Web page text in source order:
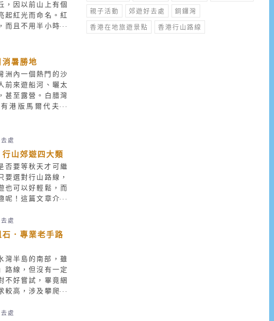
，因以前山上有個
起紅光而命名。紅
而且不用半小時就
閒行山之選。
消暑勝地
洲內一個熱門的沙
前來遊船河、曬太
甚至露營。白腊灣
港版馬爾代夫之
處
山郊遊四大類
否要等秋天才可繼
要選對行山路線，
也可以好輕鬆，而
呢！這篇文章介紹
曬和資料搜集喔！
處
．專業老手路
灣半島的南部，雖
路線，但沒有一定
不好嘗試，畢竟綑
較高，涉及攀爬，
一直想綑邊又不敢
處
親子活動 郊遊好去處 銅鑼灣
香港在地旅遊景點 香港行山路線